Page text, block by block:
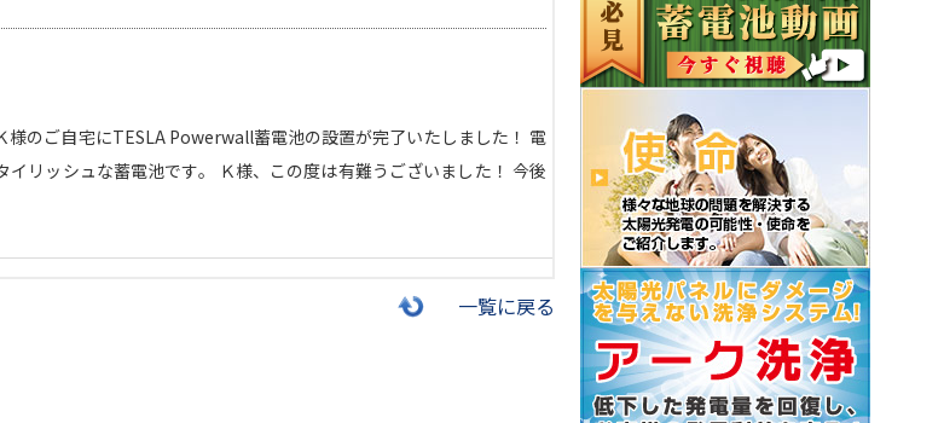
のご自宅にTESLA Powerwall蓄電池の設置が完了いたしました！ 電
リッシュな蓄電池です。 Ｋ様、この度は有難うございました！ 今後
一覧に戻る